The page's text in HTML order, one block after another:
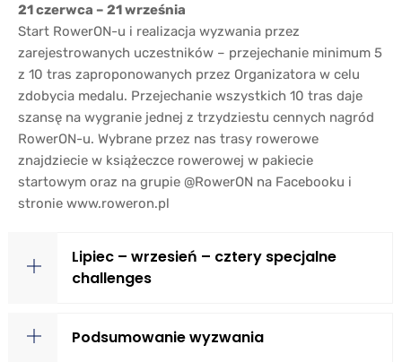
21 czerwca – 21 września
Start RowerON-u i realizacja wyzwania przez
zarejestrowanych uczestników – przejechanie minimum 5
z 10 tras zaproponowanych przez Organizatora w celu
zdobycia medalu. Przejechanie wszystkich 10 tras daje
szansę na wygranie jednej z trzydziestu cennych nagród
RowerON-u. Wybrane przez nas trasy rowerowe
znajdziecie w książeczce rowerowej w pakiecie
startowym oraz na grupie @RowerON na Facebooku i
stronie www.roweron.pl
Lipiec – wrzesień – cztery specjalne
challenges
Podsumowanie wyzwania